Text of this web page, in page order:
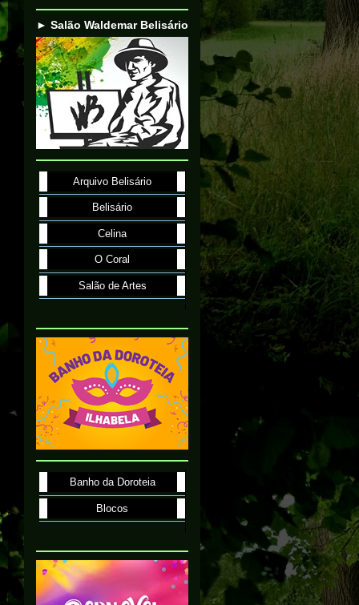
► Salão Waldemar Belisário
Arquivo Belisário
Belisário
Celina
O Coral
Salão de Artes
Banho da Doroteia
Blocos